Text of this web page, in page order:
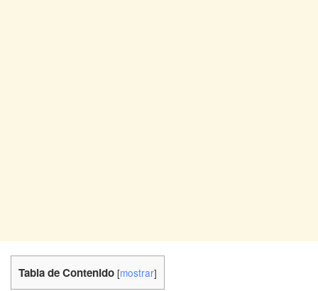
Tabla de Contenido [mostrar]